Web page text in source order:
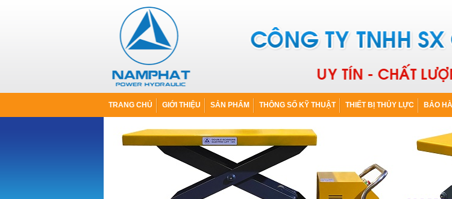
TRANG CHỦ GIỚI THIỆU SẢN PHẨM THÔNG SỐ KỸ THUẬT THIẾT BỊ THỦY LỰC BẢO